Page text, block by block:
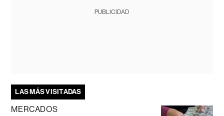
PUBLICIDAD
LAS MÁS VISITADAS
MERCADOS